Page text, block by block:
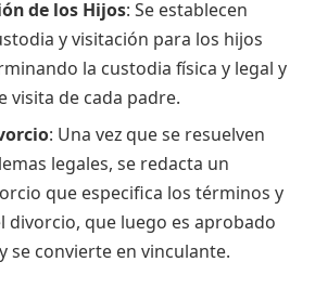
de los Hijos: Se establecen
y visitación para los hijos
la custodia física y legal y
visita de cada padre.
: Una vez que se resuelven
legales, se redacta un
que especifica los términos y
divorcio, que luego es aprobado
se convierte en vinculante.